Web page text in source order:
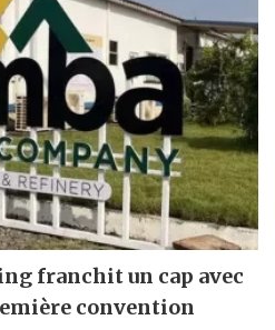
franchit un cap avec
convention